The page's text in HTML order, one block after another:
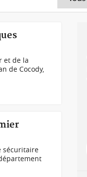
et de la
de Cocody,
sécuritaire